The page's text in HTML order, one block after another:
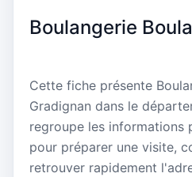
Boulangerie
Cette fiche présente
Gradignan dans le
regroupe les informations
pour préparer une visite,
retrouver rapidement